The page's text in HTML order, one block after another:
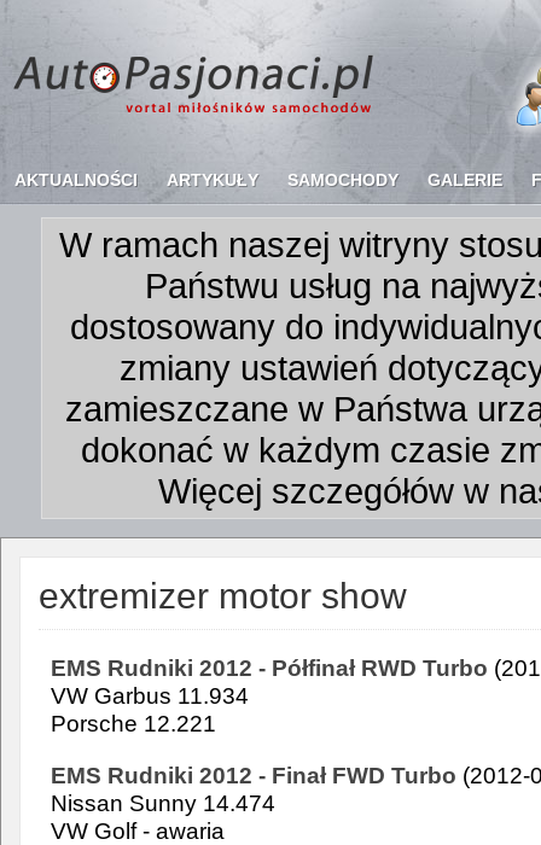
AKTUALNOŚCI ARTYKUŁY SAMOCHODY GALERIE
W ramach naszej witryny
Państwu usług na
dostosowany do
zmiany ustawień
zamieszczane w Państwa
dokonać w każdym czasie
Więcej szczegółów w
extremizer motor show
EMS Rudniki 2012 - Półfinał RWD Turbo
VW Garbus 11.934
Porsche 12.221
EMS Rudniki 2012 - Finał FWD Turbo (2012-
Nissan Sunny 14.474
VW Golf - awaria